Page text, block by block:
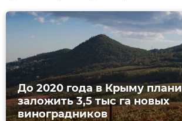
До 2020 года в Крыму
заложить 3,5 тыс га новых
виноградников